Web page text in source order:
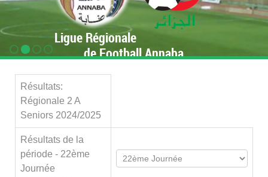
Ligue Régionale
de Football Annaba
Résultats:
Régionale 2 A
Seniors 2024/2025
Résultats de la
période - 22ème
Journée